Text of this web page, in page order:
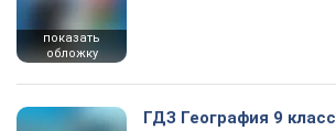
показать
обложку
ГДЗ География 9 класс